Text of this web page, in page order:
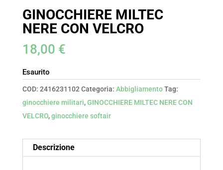
GINOCCHIERE MILTEC
NERE CON VELCRO
18,00 €
Esaurito
COD: 2416231102 Categoria: Abbigliamento Tag:
ginocchiere militari,GINOCCHIERE MILTEC NERE CON
VELCRO,ginocchiere softair
Descrizione